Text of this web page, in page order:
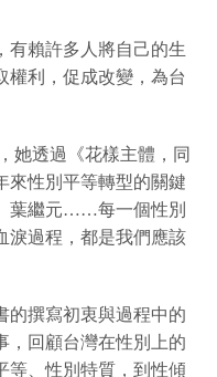
有賴許多人將自己的生
權利，促成改變，為台
她透過《花樣主體，同
來性別平等轉型的關鍵
葉繼元……每一個性別
淚過程，都是我們應該
的撰寫初衷與過程中的
，回顧台灣在性別上的
等、性別特質，到性傾